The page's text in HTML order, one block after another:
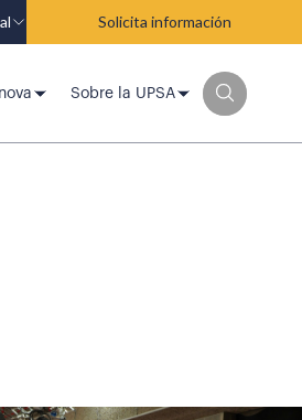
Solicita información
Sobre la UPSA